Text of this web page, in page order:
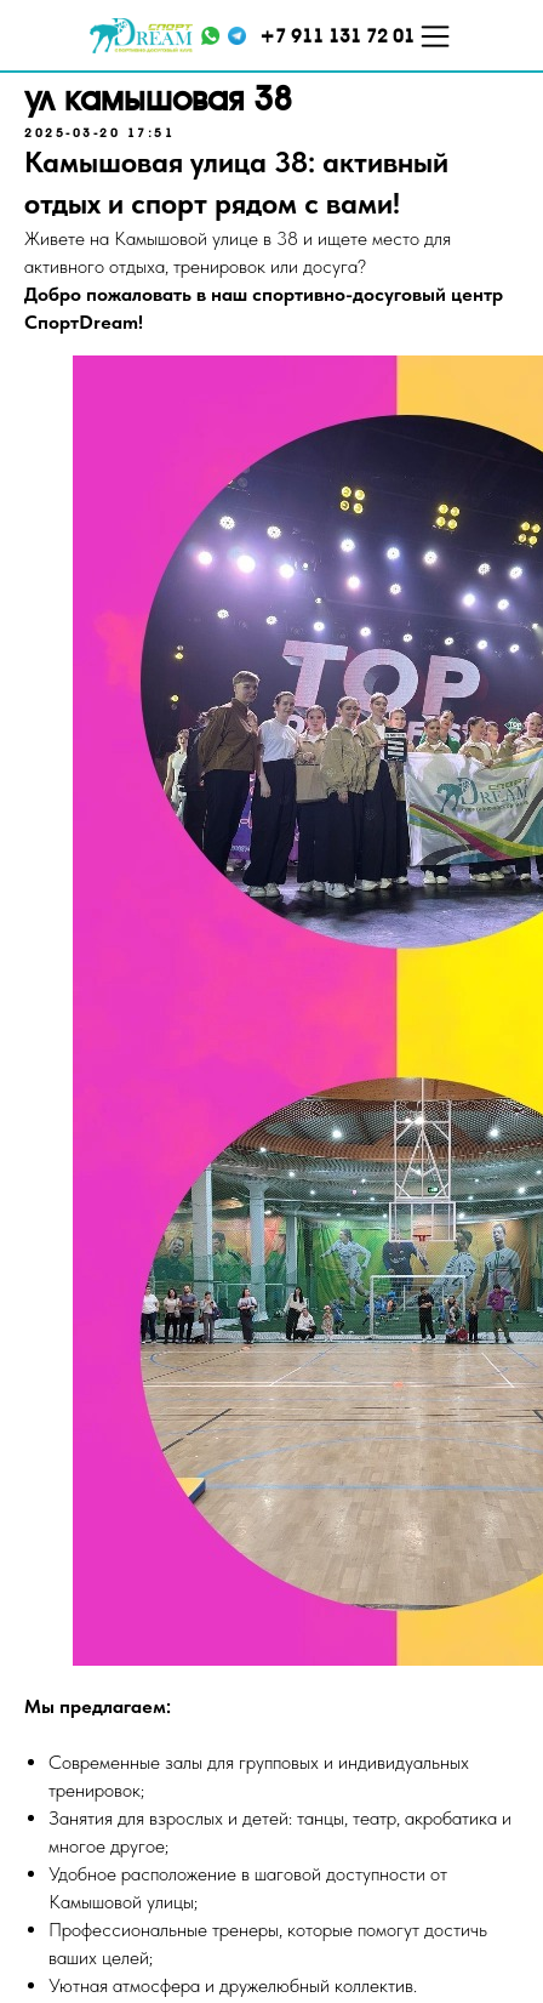
+7 911 131 72 01
ул камышовая 38
2025-03-20 17:51
Камышовая улица 38: активный
отдых и спорт рядом с вами!
Живете на Камышовой улице в 38 и ищете место для
активного отдыха, тренировок или досуга?
Добро пожаловать в наш спортивно-досуговый центр
СпортDream!
Мы предлагаем:
Современные залы для групповых и индивидуальных
тренировок;
Занятия для взрослых и детей: танцы, театр, акробатика и
многое другое;
Удобное расположение в шаговой доступности от
Камышовой улицы;
Профессиональные тренеры, которые помогут достичь
ваших целей;
Уютная атмосфера и дружелюбный коллектив.